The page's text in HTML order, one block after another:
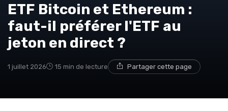
ETF Bitcoin et Ethereum :
faut-il préférer l'ETF au
jeton en direct ?
1 juillet 2026 15 min de lecture Partager cette page